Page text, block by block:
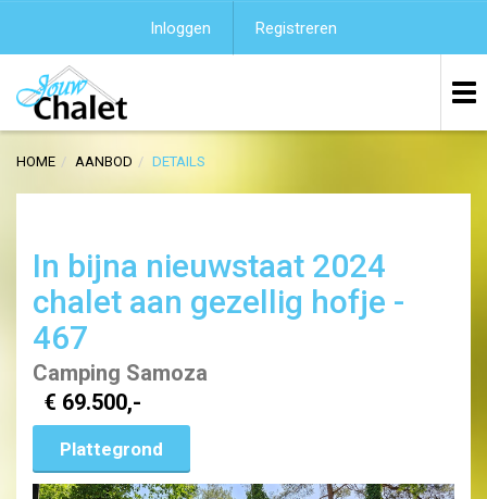
Inloggen Registreren
HOME AANBOD DETAILS
In bijna nieuwstaat 2024
chalet aan gezellig hofje -
467
Camping Samoza
€ 69.500,-
Plattegrond